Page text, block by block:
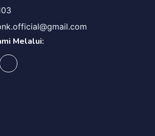
Melalui: